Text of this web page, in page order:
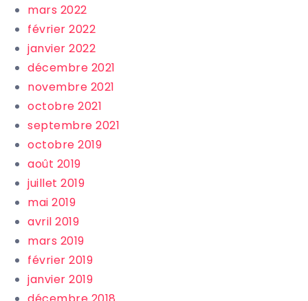
mars 2022
février 2022
janvier 2022
décembre 2021
novembre 2021
octobre 2021
septembre 2021
octobre 2019
août 2019
juillet 2019
mai 2019
avril 2019
mars 2019
février 2019
janvier 2019